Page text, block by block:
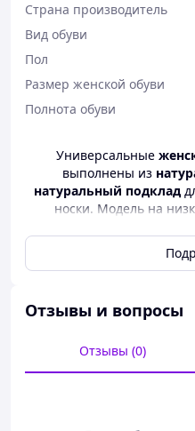
Страна производитель
Вид обуви
Пол
Размер женской обуви
Полнота обуви
Универсальные
выполнены из
натуральный подклад
носки. Модель на
различными образами.
подходят под джинсы,
Материал - Натуральная
Цвет - Белый
Отзывы и вопросы
Отзывы (0)